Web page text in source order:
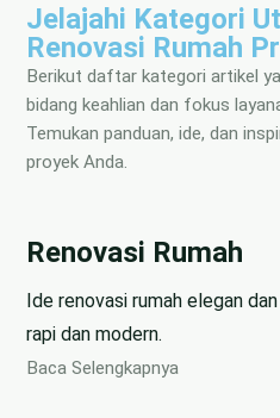
Jelajahi Kategori
Renovasi Rumah
Berikut daftar kategori artikel
bidang keahlian dan fokus
Temukan panduan, ide, dan
proyek Anda.
Renovasi Rumah
Ide renovasi rumah elegan
rapi dan modern.
Baca Selengkapnya